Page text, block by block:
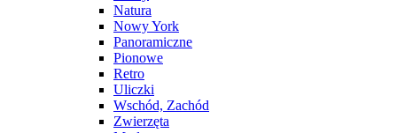
Natura
Nowy York
Panoramiczne
Pionowe
Retro
Uliczki
Wschód, Zachód
Zwierzęta